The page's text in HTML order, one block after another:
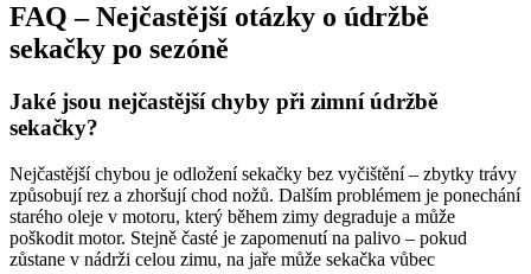
FAQ – Nejčastější otázky o údržbě
sekačky po sezóně
Jaké jsou nejčastější chyby při zimní údržbě
sekačky?
Nejčastější chybou je odložení sekačky bez vyčištění – zbytky trávy
způsobují rez a zhoršují chod nožů. Dalším problémem je ponechání
starého oleje v motoru, který během zimy degraduje a může
poškodit motor. Stejně časté je zapomenutí na palivo – pokud
zůstane v nádrži celou zimu, na jaře může sekačka vůbec